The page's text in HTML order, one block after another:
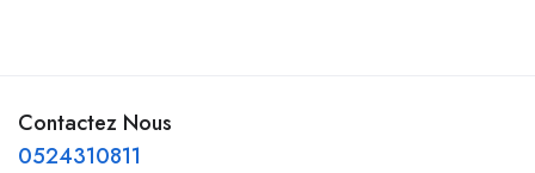
Contactez Nous
0524310811